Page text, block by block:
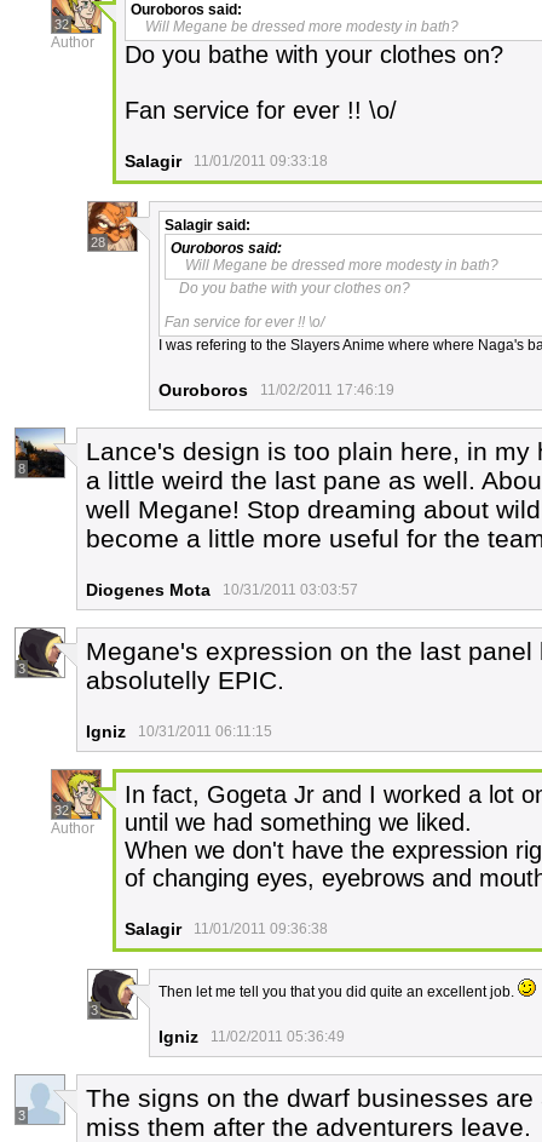
32
Author
Ouroboros said:
Will Megane be dressed more modesty in bath?
Do you bathe with your clothes on?
Fan service for ever !! \o/
Salagir 11/01/2011 09:33:18
28
Salagir said:
Ouroboros said:
Will Megane be dressed more modesty in bath?
Do you bathe with your clothes on?
Fan service for ever !! \o/
I was refering to the Slayers Anime where where Naga's
Ouroboros 11/02/2011 17:46:19
8
Lance's design is too plain here, in
a little weird the last pane as well.
well Megane! Stop dreaming about
become a little more useful for the
Diogenes Mota 10/31/2011 03:03:57
3
Megane's expression on the last
absolutelly EPIC.
Igniz 10/31/2011 06:11:15
32
Author
In fact, Gogeta Jr and I worked a lot
until we had something we liked.
When we don't have the expression
of changing eyes, eyebrows and
Salagir 11/01/2011 09:36:38
3
Then let me tell you that you did quite an excellent job.
Igniz 11/02/2011 05:36:49
3
The signs on the dwarf businesses
miss them after the adventurers leave.